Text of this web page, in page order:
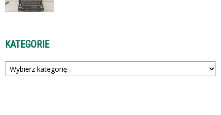
KATEGORIE
Kategorie